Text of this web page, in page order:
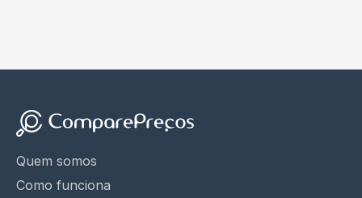
Quem somos
Como funciona